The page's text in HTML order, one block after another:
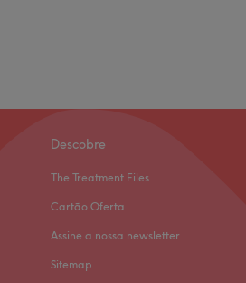
Descobre
The Treatment Files
Cartão Oferta
Assine a nossa newsletter
Sitemap